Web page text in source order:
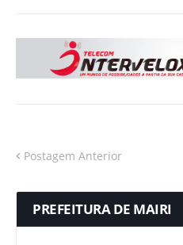
Postagem Anterior
PREFEITURA DE MAIRI